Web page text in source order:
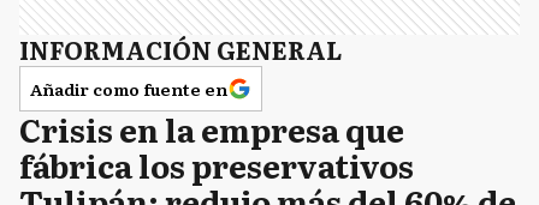
INFORMACIÓN GENERAL
Añadir como fuente en
Crisis en la empresa que
fábrica los preservativos